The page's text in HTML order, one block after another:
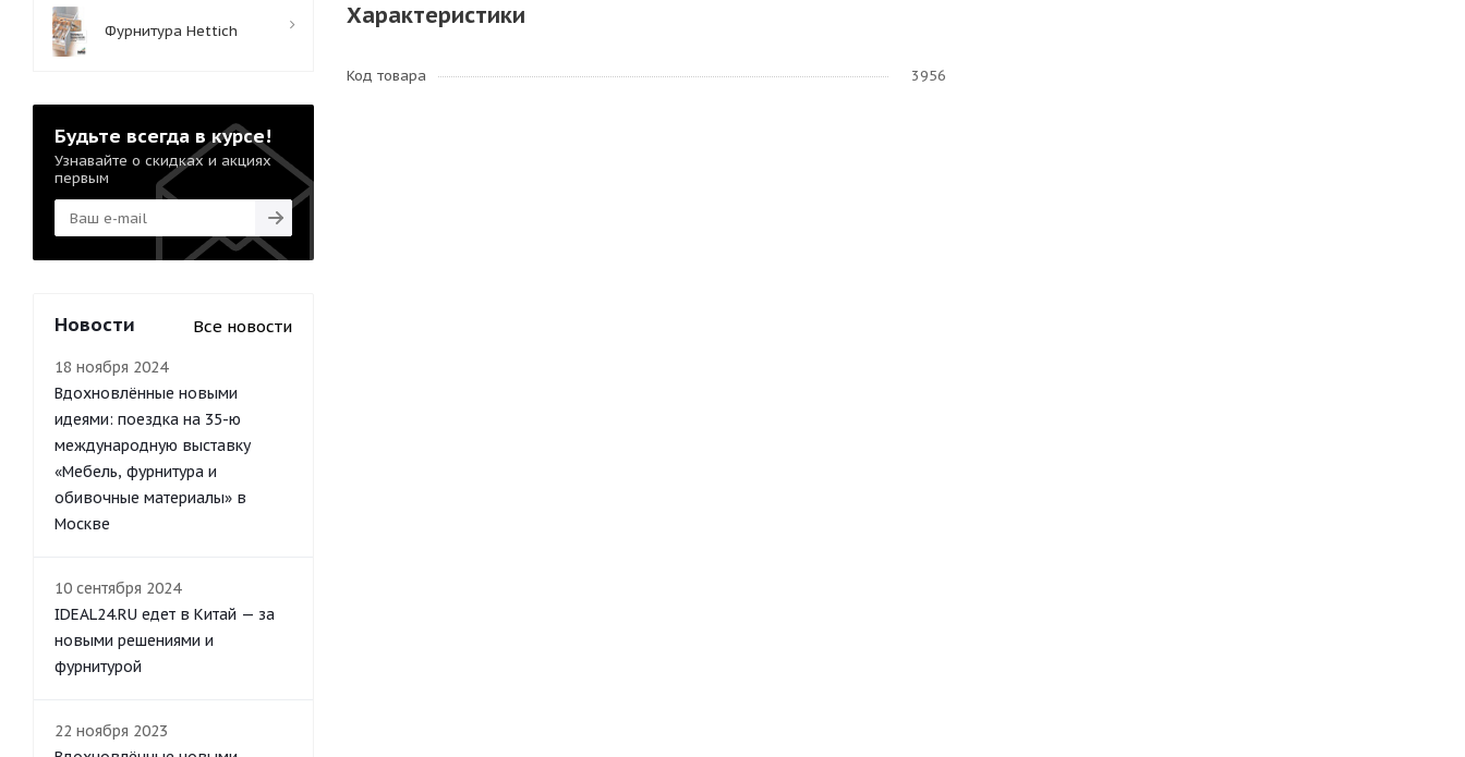
Характеристики
Код товара 3956
Фурнитура Hettich
Будьте всегда в курсе!
Узнавайте о скидках и акциях
первым
Новости Все новости
18 ноября 2024
Вдохновлённые новыми
идеями: поездка на 35-ю
международную выставку
«Мебель, фурнитура и
обивочные материалы» в
Москве
10 сентября 2024
IDEAL24.RU едет в Китай — за
новыми решениями и
фурнитурой
22 ноября 2023